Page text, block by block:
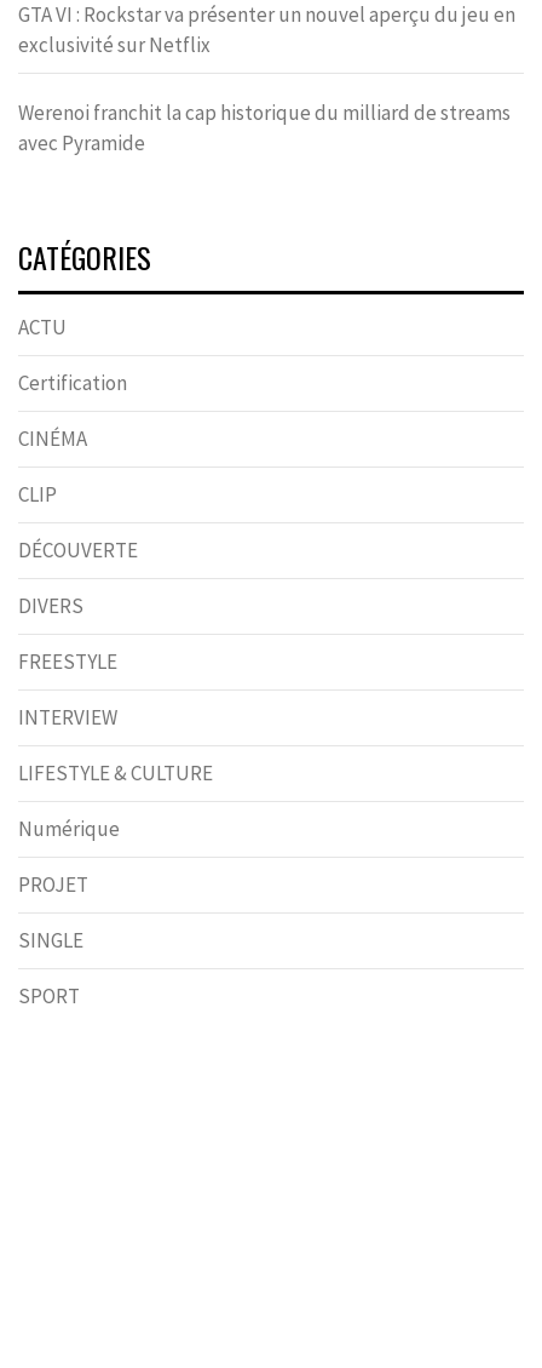
GTA VI : Rockstar va présenter un nouvel aperçu du jeu en
exclusivité sur Netflix
Werenoi franchit la cap historique du milliard de streams
avec Pyramide
CATÉGORIES
ACTU
Certification
CINÉMA
CLIP
DÉCOUVERTE
DIVERS
FREESTYLE
INTERVIEW
LIFESTYLE & CULTURE
Numérique
PROJET
SINGLE
SPORT